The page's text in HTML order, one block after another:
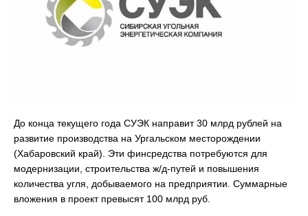
До конца текущего года СУЭК направит 30 млрд рублей на
развитие производства на Ургальском месторождении
(Хабаровский край). Эти финсредства потребуются для
модернизации, строительства ж/д-путей и повышения
количества угля, добываемого на предприятии. Суммарные
вложения в проект превысят 100 млрд руб.